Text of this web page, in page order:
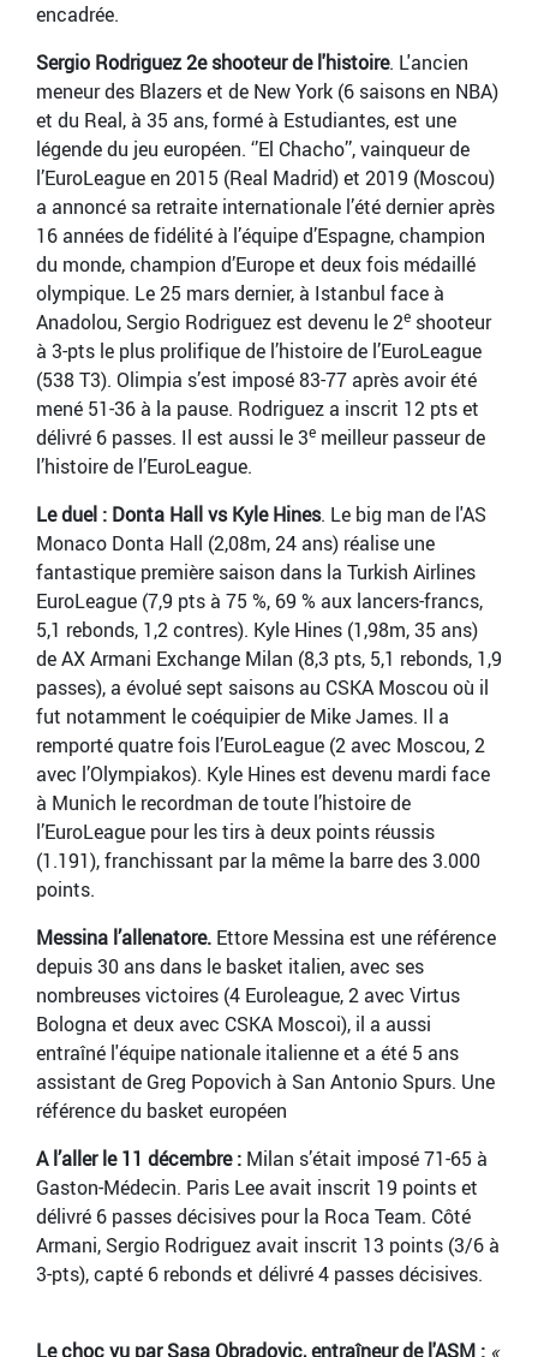
encadrée.
Sergio Rodriguez 2e shooteur de l'histoire. L'ancien
meneur des Blazers et de New York (6 saisons en NBA)
et du Real, à 35 ans, formé à Estudiantes, est une
légende du jeu européen. ‘’El Chacho’’, vainqueur de
l’EuroLeague en 2015 (Real Madrid) et 2019 (Moscou)
a annoncé sa retraite internationale l’été dernier après
16 années de fidélité à l’équipe d’Espagne, champion
du monde, champion d’Europe et deux fois médaillé
olympique. Le 25 mars dernier, à Istanbul face à
Anadolou, Sergio Rodriguez est devenu le 2e shooteur
à 3-pts le plus prolifique de l’histoire de l’EuroLeague
(538 T3). Olimpia s’est imposé 83-77 après avoir été
mené 51-36 à la pause. Rodriguez a inscrit 12 pts et
délivré 6 passes. Il est aussi le 3e meilleur passeur de
l’histoire de l’EuroLeague.
Le duel : Donta Hall vs Kyle Hines. Le big man de l'AS
Monaco Donta Hall (2,08m, 24 ans) réalise une
fantastique première saison dans la Turkish Airlines
EuroLeague (7,9 pts à 75 %, 69 % aux lancers-francs,
5,1 rebonds, 1,2 contres). Kyle Hines (1,98m, 35 ans)
de AX Armani Exchange Milan (8,3 pts, 5,1 rebonds, 1,9
passes), a évolué sept saisons au CSKA Moscou où il
fut notamment le coéquipier de Mike James. Il a
remporté quatre fois l’EuroLeague (2 avec Moscou, 2
avec l’Olympiakos). Kyle Hines est devenu mardi face
à Munich le recordman de toute l’histoire de
l’EuroLeague pour les tirs à deux points réussis
(1.191), franchissant par la même la barre des 3.000
points.
Messina l’allenatore. Ettore Messina est une référence
depuis 30 ans dans le basket italien, avec ses
nombreuses victoires (4 Euroleague, 2 avec Virtus
Bologna et deux avec CSKA Moscoi), il a aussi
entraîné l'équipe nationale italienne et a été 5 ans
assistant de Greg Popovich à San Antonio Spurs. Une
référence du basket européen
A l’aller le 11 décembre : Milan s’était imposé 71-65 à
Gaston-Médecin. Paris Lee avait inscrit 19 points et
délivré 6 passes décisives pour la Roca Team. Côté
Armani, Sergio Rodriguez avait inscrit 13 points (3/6 à
3-pts), capté 6 rebonds et délivré 4 passes décisives.
Le choc vu par Sasa Obradovic, entraîneur de l'ASM : «